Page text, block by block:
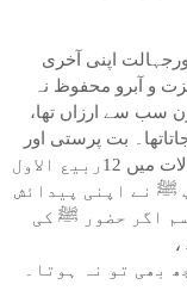
اپنی آخری
و آبرو محفوظ نہ
سب سے ارزاں تھا،
بت پرستی اور
شرک چار سو اپنے ڈیرے جمائے ہوئے تھا۔ ان حالات میں 12ربیع الاول
ﷺ نے اپنی پیدائش
اگر حضور ﷺ کی
بھی تو نہ ہوتا۔